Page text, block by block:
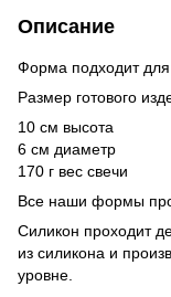
Описание
Форма подходит
Размер готового
10 см высота
6 см диаметр
170 г вес свечи
Все наши формы
Силикон проходит
из силикона и
уровне.